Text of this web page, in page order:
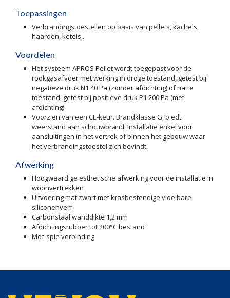
Toepassingen
Verbrandingstoestellen op basis van pellets, kachels,
haarden, ketels,..
Voordelen
Het systeem APROS Pellet wordt toegepast voor de
rookgasafvoer met werking in droge toestand, getest bij
negatieve druk N1 40 Pa (zonder afdichting) of natte
toestand, getest bij positieve druk P1 200 Pa (met
afdichting)
Voorzien van een CE-keur. Brandklasse G, biedt
weerstand aan schouwbrand. Installatie enkel voor
aansluitingen in het vertrek of binnen het gebouw waar
het verbrandingstoestel zich bevindt.
Afwerking
Hoogwaardige esthetische afwerking voor de installatie in
woonvertrekken
Uitvoering mat zwart met krasbestendige vloeibare
siliconenverf
Carbonstaal wanddikte 1,2 mm
Afdichtingsrubber tot 200°C bestand
Mof-spie verbinding